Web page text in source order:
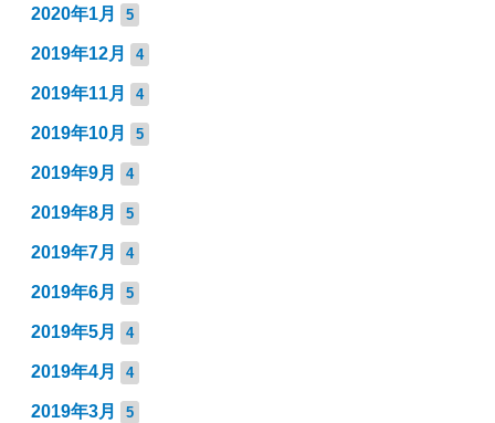
2020年1月 5
2019年12月 4
2019年11月 4
2019年10月 5
2019年9月 4
2019年8月 5
2019年7月 4
2019年6月 5
2019年5月 4
2019年4月 4
2019年3月 5